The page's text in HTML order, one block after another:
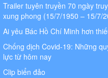
Trailer tuyên truyền 70 ngày
xung phong (15/7/1950 – 15/7/
Ai yêu Bác Hồ Chí Minh hơn
Chống dịch Covid-19: Những
lực từ hôm nay
Clip biển đảo